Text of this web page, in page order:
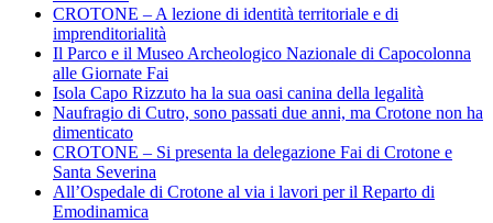
CROTONE – A lezione di identità territoriale e di
imprenditorialità
Il Parco e il Museo Archeologico Nazionale di Capocolonna
alle Giornate Fai
Isola Capo Rizzuto ha la sua oasi canina della legalità
Naufragio di Cutro, sono passati due anni, ma Crotone non ha
dimenticato
CROTONE – Si presenta la delegazione Fai di Crotone e
Santa Severina
All’Ospedale di Crotone al via i lavori per il Reparto di
Emodinamica